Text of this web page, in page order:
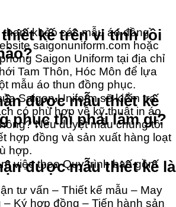
khảo các mẫu áo đồng
saigonuniform.com hoặc
Saigon Uniform tại địa chỉ
Tam Thôn, Hóc Môn để lựa
mẫu áo thun đồng phục.
kế trên vi tính rồi
Saigon Uniform sẽ kiểm tra
có phù hợp về kỹ thuật in áo
Nếu duyệt mẫu chúng tôi
hợp đồng và sản xuất hàng loạt
hợp.
được mẫu thiết kế
phục thì phải làm gì?
việc theo Quy trình bao gồm
tư vấn – Thiết kế mẫu – May
– Ký hợp đồng – Tiến hành sản
được mẫu thiết kế là